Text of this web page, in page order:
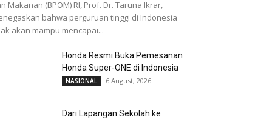
Makanan (BPOM) RI, Prof. Dr. Taruna Ikrar,
bahwa perguruan tinggi di Indonesia
akan mampu mencapai...
Honda Resmi Buka Pemesanan
Honda Super-ONE di Indonesia
NASIONAL 6 August, 2026
Dari Lapangan Sekolah ke